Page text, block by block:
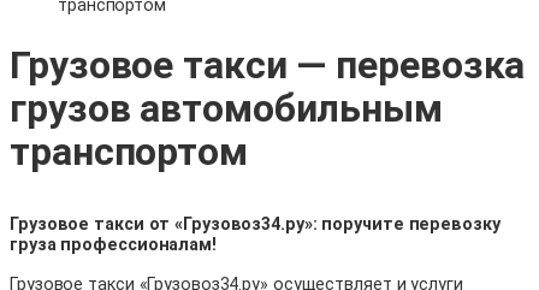
транспортом
Грузовое такси — перевозка
грузов автомобильным
транспортом
Грузовое такси от «Грузовоз34.ру»: поручите перевозку
груза профессионалам!
Грузовое такси «Грузовоз34.ру» осуществляет и услуги